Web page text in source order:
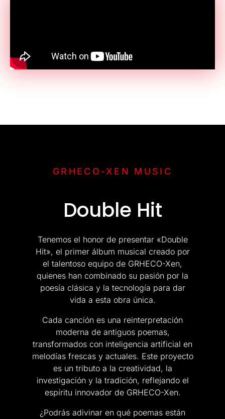
GRHECO-XEN MUSIC
Double Hit
Tenemos el honor de presentar «Double
Hit», el primer álbum musical creado por
el talentoso equipo de GRHECO-Xen,
quienes han combinado su pasión por la
poesía clásica y la tecnología para dar
vida a esta obra única.
Cada canción es una reinterpretación
moderna de antiguos poemas,
transformados con inteligencia artificial en
melodías frescas y actuales. Este proyecto
es un tributo a la creatividad, la
investigación y la tradición, reflejando el
espíritu innovador de GRHECO-Xen.
¿Podrás adivinar en qué poemas están